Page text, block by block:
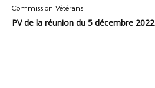
Commission Vétérans
PV de la réunion du 5 décembre 2022